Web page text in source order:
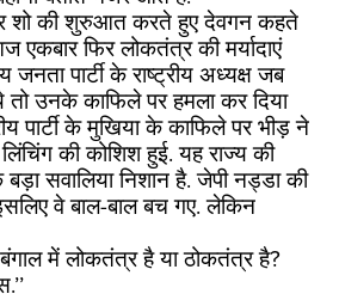
शो की शुरुआत करते हुए देवगन कहते
एकबार फिर लोकतंत्र की मर्यादाएं
जनता पार्टी के राष्ट्रीय अध्यक्ष जब
तो उनके काफिले पर हमला कर दिया
पार्टी के मुखिया के काफिले पर भीड़ ने
की कोशिश हुई. यह राज्य की
सवालिया निशान है. जेपी नड्डा की
वे बाल-बाल बच गए. लेकिन
में लोकतंत्र है या ठोकतंत्र है?